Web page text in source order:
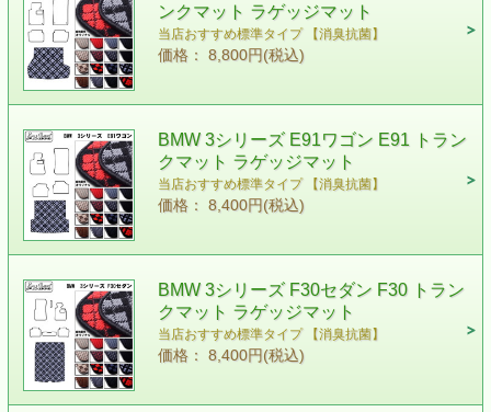
ンクマット ラゲッジマット
当店おすすめ標準タイプ 【消臭抗菌】
価格： 8,800円(税込)
BMW 3シリーズ E91ワゴン E91 トラン
クマット ラゲッジマット
当店おすすめ標準タイプ 【消臭抗菌】
価格： 8,400円(税込)
BMW 3シリーズ F30セダン F30 トラン
クマット ラゲッジマット
当店おすすめ標準タイプ 【消臭抗菌】
価格： 8,400円(税込)